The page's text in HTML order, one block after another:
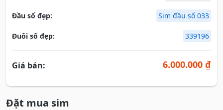
Đầu số đẹp: Sim đầu số 033
Đuôi số đẹp: 339196
Giá bán: 6.000.000 ₫
Đặt mua sim